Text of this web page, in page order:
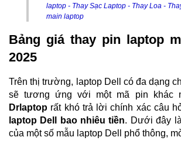
laptop - Thay Sạc Laptop - Thay Loa -
main laptop
Bảng giá thay pin laptop
2025
Trên thị trường, laptop Dell có đa dạng
sẽ tương ứng với một mã pin khác
Drlaptop rất khó trả lời chính xác câu
laptop Dell bao nhiêu tiền. Dưới đây
của một số mẫu laptop Dell phổ thông,